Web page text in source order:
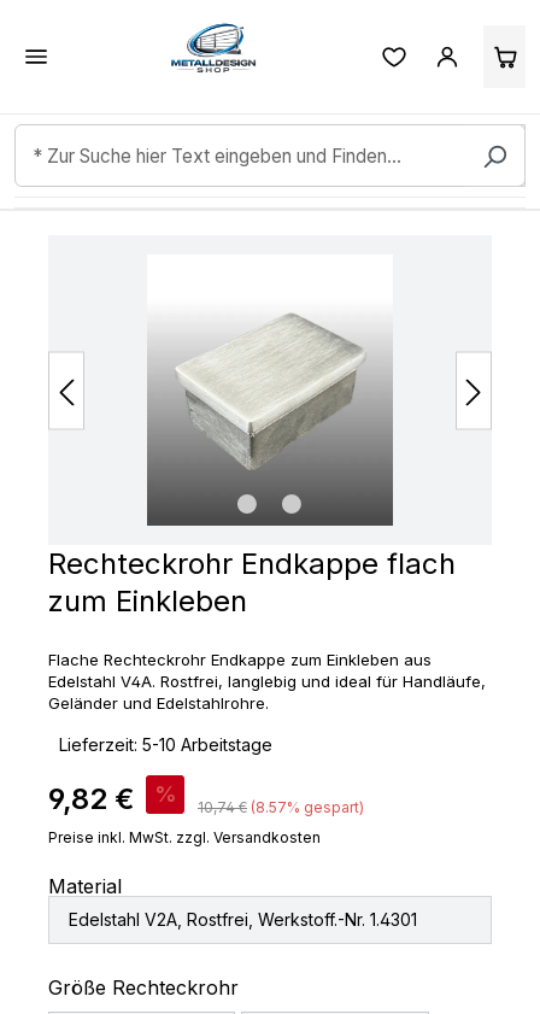
Zum Hauptinhalt springen
Rechteckrohr Endkappe flach
zum Einkleben
Flache Rechteckrohr Endkappe zum Einkleben aus
Edelstahl V4A. Rostfrei, langlebig und ideal für Handläufe,
Geländer und Edelstahlrohre.
Lieferzeit: 5-10 Arbeitstage
Verkaufspreis:
9,82 € % Regulärer Preis:
10,74 € (8.57% gespart)
Preise inkl. MwSt. zzgl. Versandkosten
Material
Edelstahl V2A, Rostfrei, Werkstoff.-Nr. 1.4301
Größe Rechteckrohrauswählen